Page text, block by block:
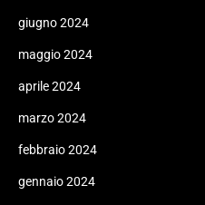
giugno 2024
maggio 2024
aprile 2024
marzo 2024
febbraio 2024
gennaio 2024